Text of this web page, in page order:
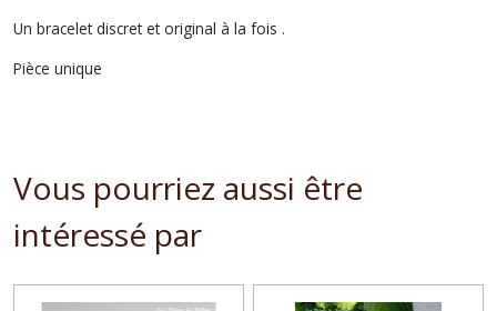
Un bracelet discret et original à la fois .
Pièce unique
Vous pourriez aussi être
intéressé par